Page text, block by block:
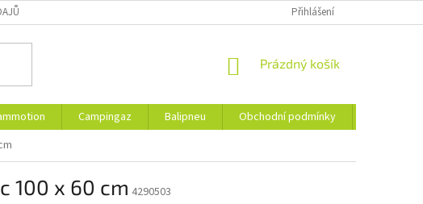
Přihlášení
NÁKUPNÍ
Prázdný košík
Campingaz Balipneu Obchodní podmínky
100 x 60 cm 4290503